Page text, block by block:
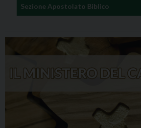
Sezione Apostolato Biblico